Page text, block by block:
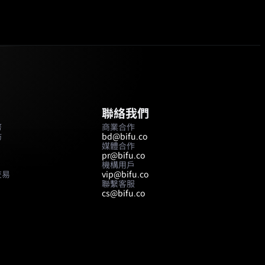
聯絡我們
商業合作
bd@bifu.co
媒體合作
pr@bifu.co
機構用戶
vip@bifu.co
聯繫客服
cs@bifu.co